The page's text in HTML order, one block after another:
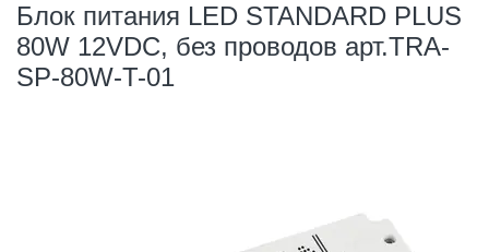
Блок питания LED STANDARD PLUS
80W 12VDC, без проводов арт.TRA-
SP-80W-T-01